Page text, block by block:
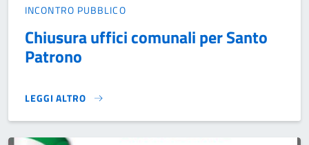
INCONTRO PUBBLICO
Chiusura uffici comunali per Santo
Patrono
LEGGI ALTRO
CHIUSURA UFFICI COMUNALI PER SANTO PATRONO}